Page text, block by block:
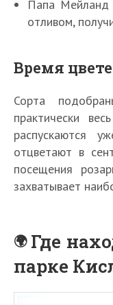
Папа Мейланд
отливом,
Время
Сорта
практически
распускаются
отцветают в
посещения
захватывает
Где
парке